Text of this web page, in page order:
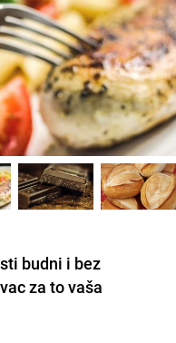
budni i bez
za to vaša